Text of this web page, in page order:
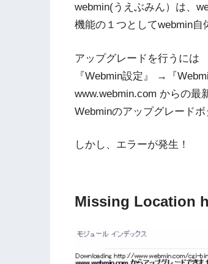
webmin(うえぶみん）は、
機能の１つとしてwebmin自
アップグレードを行うには
『Webmin設定』 →『
www.webmin.com からの最
Webminのアップグレード
しかし、エラーが発生！
Missing Location